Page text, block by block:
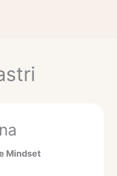
Mindset